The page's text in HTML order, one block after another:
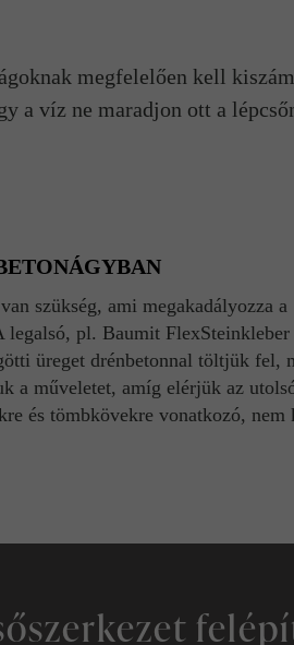
megfelelően kell
a víz ne maradjon ott a
szükség, ami megakadályozza a
legalsó, pl. Baumit
üreget drénbetonnal töltjük fel,
a műveletet, amíg elérjük az
és tömbkövekre vonatkozó, nem